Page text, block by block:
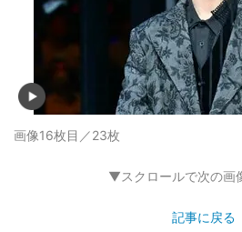
画像16枚目／23枚
▼スクロールで次の画
記事に戻る